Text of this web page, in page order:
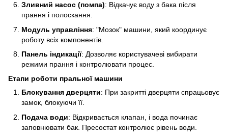
Зливний насос (помпа): Відкачує воду з бака після
прання і полоскання.
Модуль управління: "Мозок" машини, який координує
роботу всіх компонентів.
Панель індикації: Дозволяє користувачеві вибирати
режими прання і контролювати процес.
Етапи роботи пральної машини
Блокування дверцяти: При закритті дверцяти спрацьовує
замок, блокуючи її.
Подача води: Відкривається клапан, і вода починає
заповнювати бак. Пресостат контролює рівень води.